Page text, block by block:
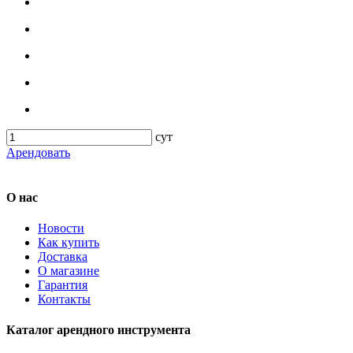
сут
Арендовать
О нас
Новости
Как купить
Доставка
О магазине
Гарантия
Контакты
Каталог арендного инструмента